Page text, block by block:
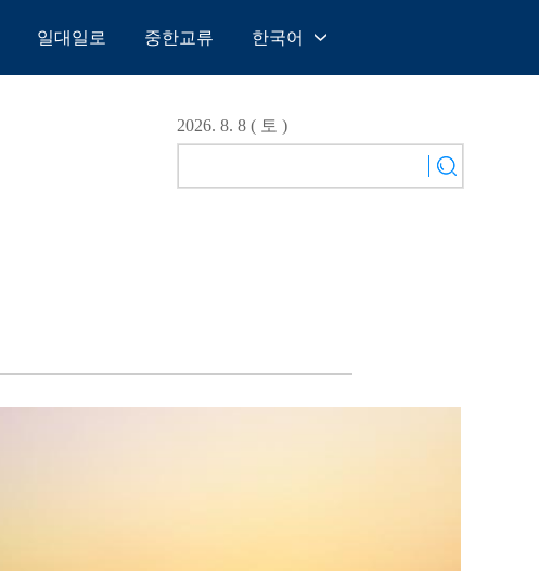
일대일로 중한교류 한국어
English
Español
2026. 8. 8 ( 토 )